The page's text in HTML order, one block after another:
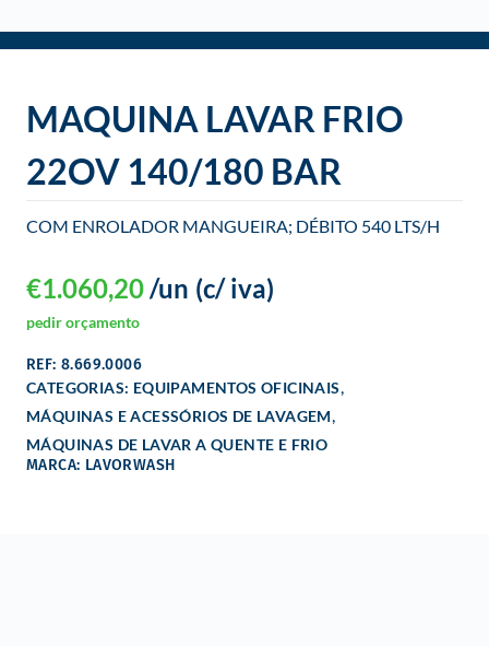
MAQUINA LAVAR FRIO
22OV 140/180 BAR
COM ENROLADOR MANGUEIRA; DÉBITO 540 LTS/H
€1.060,20 (c/ iva)
/un
pedir orçamento
REF: 8.669.0006
CATEGORIAS: EQUIPAMENTOS OFICINAIS,
MÁQUINAS E ACESSÓRIOS DE LAVAGEM,
MÁQUINAS DE LAVAR A QUENTE E FRIO
MARCA: LAVORWASH